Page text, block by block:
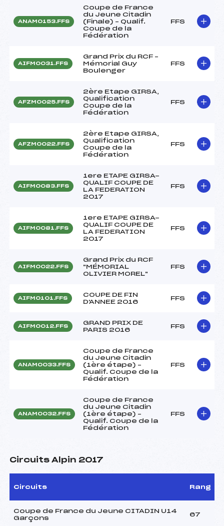
ANAM0153.FFS
Coupe de France
du Jeune Citadin
(Finale) – Qualif.
Coupe de la
Fédération
FFS
AIFM0031.FFS
Grand Prix du RCF –
Mémorial Guy
Boulenger
FFS
AFZM0025.FFS
2ère Etape GIRSA,
Qualification
Coupe de la
Fédération
FFS
AFZM0022.FFS
2ère Etape GIRSA,
Qualification
Coupe de la
Fédération
FFS
AIFM0083.FFS
1ere ETAPE GIRSA-
QUALIF COUPE DE
LA FEDERATION
2017
FFS
AIFM0081.FFS
1ere ETAPE GIRSA-
QUALIF COUPE DE
LA FEDERATION
2017
FFS
AIFM0022.FFS
Grand Prix du RCF
"MÉMORIAL
OLIVIER MOREL"
FFS
AIFM0101.FFS
COUPE DE FIN
D'ANNEE 2016
FFS
AIFM0012.FFS
GRAND PRIX DE
PARIS 2016
FFS
ANAM0033.FFS
Coupe de France
du Jeune Citadin
(1ère étape) –
Qualif. Coupe de la
Fédération
FFS
ANAM0032.FFS
Coupe de France
du Jeune Citadin
(1ère étape) –
Qualif. Coupe de la
Fédération
FFS
Circuits Alpin 2017
Circuits Rang
Coupe de France du Jeune CITADIN U14
Garçons
67